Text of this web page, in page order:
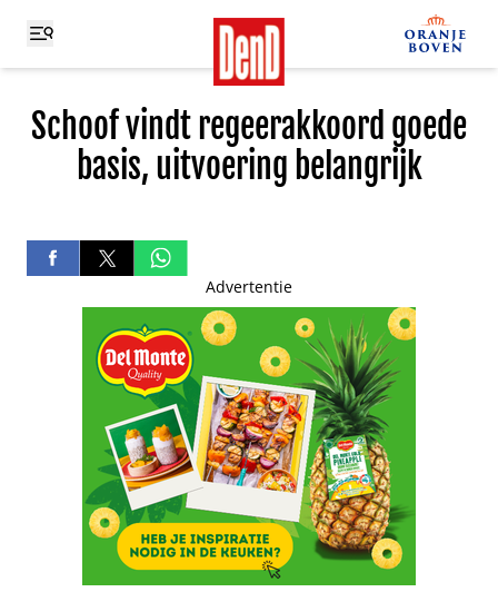
Schoof vindt regeerakkoord goede
basis, uitvoering belangrijk
Advertentie